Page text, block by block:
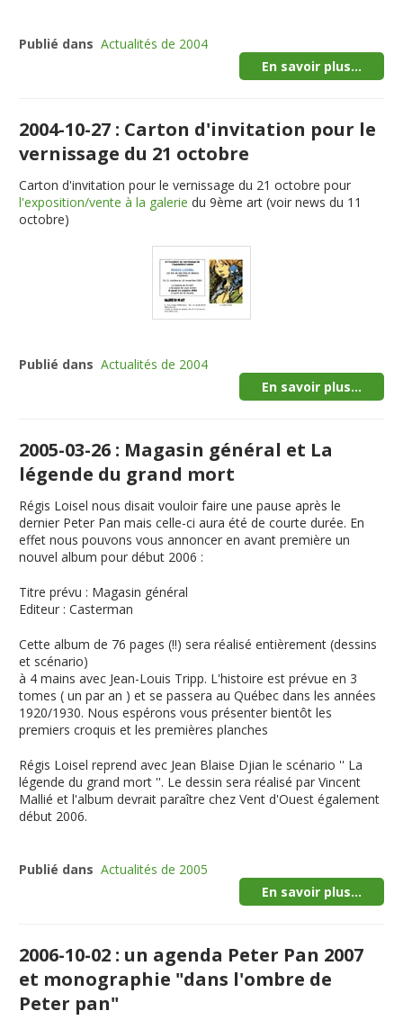
Publié dans Actualités de 2004
En savoir plus...
2004-10-27 : Carton d'invitation pour le
vernissage du 21 octobre
Carton d'invitation pour le vernissage du 21 octobre pour
l'exposition/vente à la galeriedu 9ème art (voir news du 11
octobre)
Publié dans Actualités de 2004
En savoir plus...
2005-03-26 : Magasin général et La
légende du grand mort
Régis Loisel nous disait vouloir faire une pause après le
dernier Peter Pan mais celle-ci aura été de courte durée. En
effet nous pouvons vous annoncer en avant première un
nouvel album pour début 2006 :
Titre prévu : Magasin général
Editeur : Casterman
Cette album de 76 pages (!!) sera réalisé entièrement (dessins
et scénario)
à 4 mains avec Jean-Louis Tripp. L'histoire est prévue en 3
tomes ( un par an ) et se passera au Québec dans les années
1920/1930. Nous espérons vous présenter bientôt les
premiers croquis et les premières planches
Régis Loisel reprend avec Jean Blaise Djian le scénario '' La
légende du grand mort ''. Le dessin sera réalisé par Vincent
Mallié et l'album devrait paraître chez Vent d'Ouest également
début 2006.
Publié dans Actualités de 2005
En savoir plus...
2006-10-02 : un agenda Peter Pan 2007
et monographie "dans l'ombre de
Peter pan"